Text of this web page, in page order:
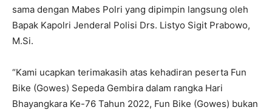
sama dengan Mabes Polri yang dipimpin langsung oleh
Bapak Kapolri Jenderal Polisi Drs. Listyo Sigit Prabowo,
M.Si.
“Kami ucapkan terimakasih atas kehadiran peserta Fun
Bike (Gowes) Sepeda Gembira dalam rangka Hari
Bhayangkara Ke-76 Tahun 2022, Fun Bike (Gowes) bukan